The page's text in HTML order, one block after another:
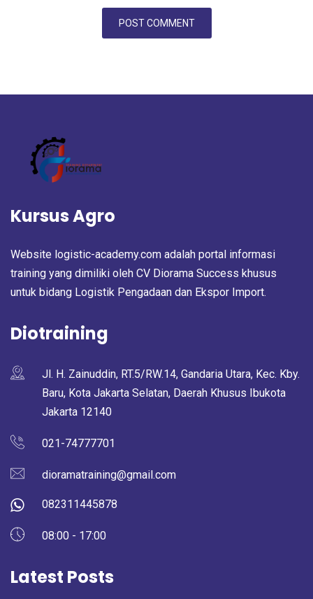
Kursus Agro
Website logistic-academy.com adalah portal informasi
training yang dimiliki oleh CV Diorama Success khusus
untuk bidang Logistik Pengadaan dan Ekspor Import.
Diotraining
Jl. H. Zainuddin, RT.5/RW.14, Gandaria Utara, Kec. Kby.
Baru, Kota Jakarta Selatan, Daerah Khusus Ibukota
Jakarta 12140
021-74777701
dioramatraining@gmail.com
082311445878
08:00 - 17:00
Latest Posts